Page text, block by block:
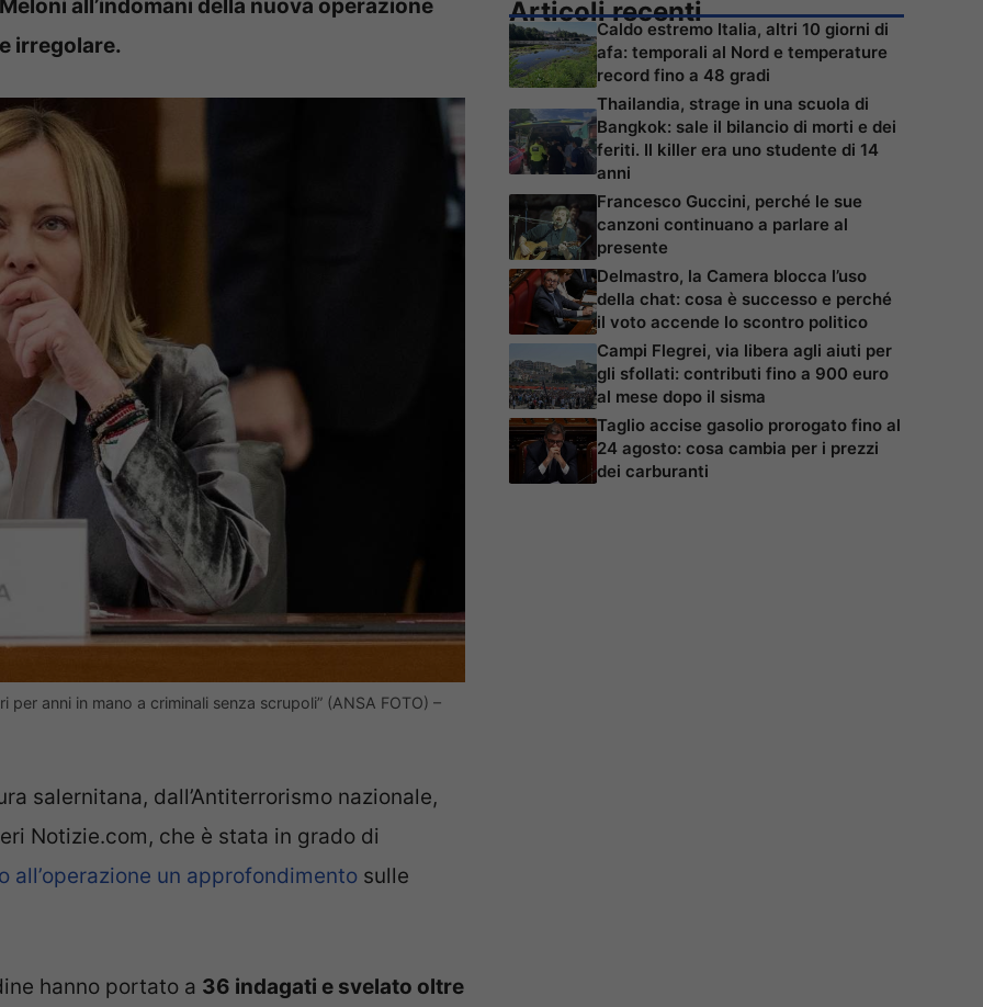
all’indomani della nuova operazione
irregolare.
anni in mano a criminali senza scrupoli” (ANSA FOTO) –
salernitana, dall’Antiterrorismo nazionale,
Notizie.com, che è stata in grado di
all’operazione un approfondimento sulle
hanno portato a 36 indagati e svelato oltre
Articoli recenti
Caldo estremo Italia, altri 10 giorni di
afa: temporali al Nord e temperature
record fino a 48 gradi
Thailandia, strage in una scuola di
Bangkok: sale il bilancio di morti e dei
feriti. Il killer era uno studente di 14
anni
Francesco Guccini, perché le sue
canzoni continuano a parlare al
presente
Delmastro, la Camera blocca l’uso
della chat: cosa è successo e perché
il voto accende lo scontro politico
Campi Flegrei, via libera agli aiuti per
gli sfollati: contributi fino a 900 euro
al mese dopo il sisma
Taglio accise gasolio prorogato fino al
24 agosto: cosa cambia per i prezzi
dei carburanti